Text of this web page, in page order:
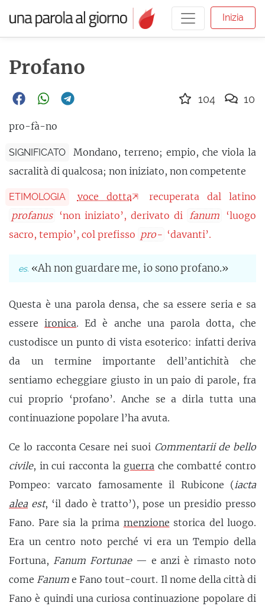
Inizia
Profano
pro-fà-no
SIGNIFICATO
Mondano, terreno; empio, che viola la
sacralità di qualcosa; non iniziato, non competente
ETIMOLOGIA voce dotta
recuperata dal latino
profanus
‘non iniziato’, derivato di fanum
‘luogo
sacro, tempio’, col prefisso pro- ‘davanti’.
«Ah non guardare me, io sono profano.»
Questa è una parola densa, che sa essere seria e sa
essereironica. Ed è anche una parola dotta, che
custodisce un punto di vista esoterico: infatti deriva
da un termine importante dell’antichità che
sentiamo echeggiare giusto in un paio di parole, fra
cui proprio ‘profano’. Anche se a dirla tutta una
continuazione popolare l’ha avuta.
Ce lo racconta Cesare nei suoi Commentarii de bello
civile, in cui racconta la guerra che combatté contro
Pompeo: varcato famosamente il Rubicone (iacta
aleaest, ‘il dado è tratto’), pose un presidio presso
Fano. Pare sia la prima menzione storica del luogo.
Era un centro noto perché vi era un Tempio della
Fortuna, Fanum Fortunae— e anzi è rimasto noto
come Fanum e Fano tout-court. Il nome della città di
Fano è quindi una curiosa continuazione popolare di
104 10